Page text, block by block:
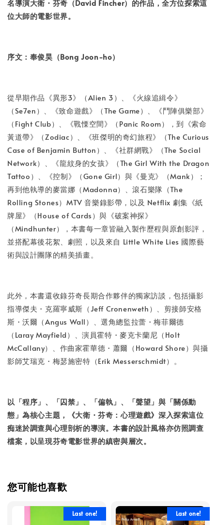
名導演大衛・芬奇（David Fincher）的作品，全方位探索這
位大師的電影世界。
序文：奉俊昊（Bong Joon-ho）
從早期作品《異形3》（Alien 3）、《火線追緝令》
（Se7en）、《致命遊戲》（The Game）、《鬥陣俱樂部》
（Fight Club）、《戰慄空間》（Panic Room），到《索命
黃道帶》（Zodiac）、《班傑明的奇幻旅程》（The Curious
Case of Benjamin Button）、《社群網戰》（The Social
Network）、《龍紋身的女孩》（The Girl With the Dragon
Tattoo）、《控制》（Gone Girl）與《曼克》（Mank）；
再到他執導的麥當娜（Madonna）、滾石樂隊（The
Rolling Stones）MTV 音樂錄影帶，以及 Netflix 劇集《紙
牌屋》（House of Cards）與《破案神探》
（Mindhunter），本書每一章皆融入製作歷程與原創影評，
並搭配幕後花絮、劇照，以及來自 Little White Lies 國際藝
術與設計團隊的精美插畫。
此外，本書還收錄芬奇長期合作夥伴的獨家訪談，包括攝影
指導傑夫・克羅寧威斯（Jeff Cronenweth）、剪接師安格
斯・沃爾（Angus Wall）、選角總監拉蕾・梅菲爾德
（Laray Mayfield）、演員霍特・麥克卡蘭尼（Holt
McCallany）、作曲家霍華德・蕭爾（Howard Shore）與攝
影師艾瑞克・梅瑟施密特（Erik Messerschmidt）。
以「程序」、「囚禁」、「偏執」、「聲望」與「關係動
態」為核心主題，《大衛・芬奇：心理遊戲》深入探索這位
痴迷於調查與心理剖析的導演。本書的設計風格亦仿照調查
檔案，以呈現芬奇電影世界的縝密與層次。
您可能也喜歡
Last one! Last one!